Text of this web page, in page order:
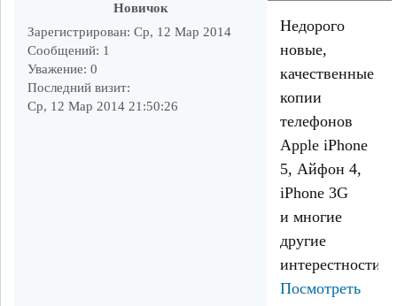
Новичок
Зарегистрирован: Ср, 12 Мар 2014
Сообщений: 1
Уважение: 0
Последний визит:
Ср, 12 Мар 2014 21:50:26
Недорого
новые,
качественные
копии
телефонов
Apple iPhone
5, Айфон 4,
iPhone 3G
и многие
другие
интерестности
Посмотреть